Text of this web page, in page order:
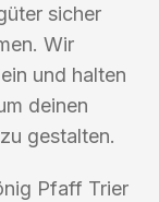
sicher
Wir
und halten
deinen
gestalten.
Pfaff Trier